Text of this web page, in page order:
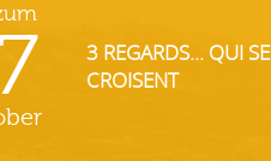
3 REGARDS... QUI SE
CROISENT